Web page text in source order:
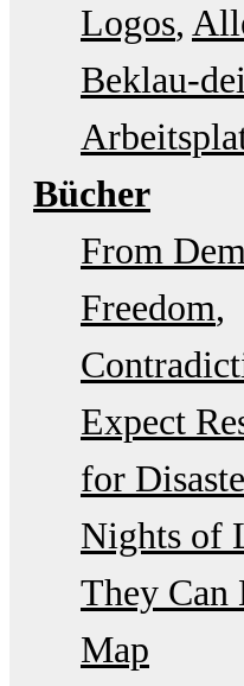
Logos
Beklau-
Bücher
From
Freedom
Expect
for
Nights of
They Can
Map